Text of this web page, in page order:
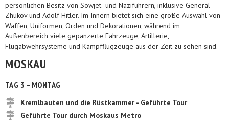
persönlichen Besitz von Sowjet- und Naziführern, inklusive General
Zhukov und Adolf Hitler. Im Innern bietet sich eine große Auswahl von
Waffen, Uniformen, Orden und Dekorationen, während im
Außenbereich viele gepanzerte Fahrzeuge, Artillerie,
Flugabwehrsysteme und Kampfflugzeuge aus der Zeit zu sehen sind.
MOSKAU
TAG 3 – MONTAG
Kremlbauten und die Rüstkammer - Geführte Tour
Geführte Tour durch Moskaus Metro